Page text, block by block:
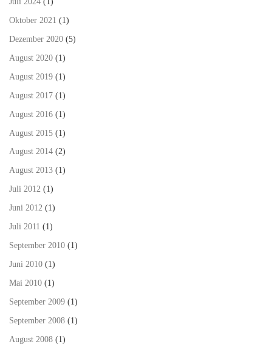
Oktober 2021 (1)
Dezember 2020 (5)
August 2020 (1)
August 2019 (1)
August 2017 (1)
August 2016 (1)
August 2015 (1)
August 2014 (2)
August 2013 (1)
Juli 2012 (1)
Juni 2012 (1)
Juli 2011 (1)
September 2010 (1)
Juni 2010 (1)
Mai 2010 (1)
September 2009 (1)
September 2008 (1)
August 2008 (1)